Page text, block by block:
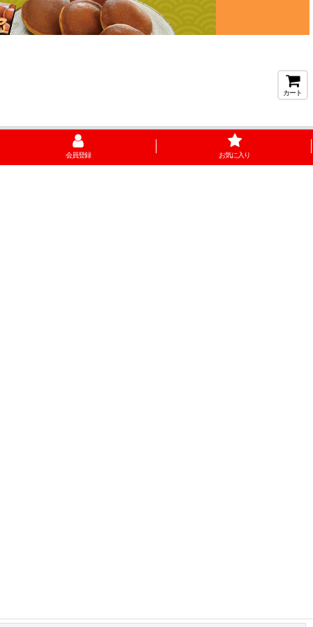
カート
会員登録 お気に入り